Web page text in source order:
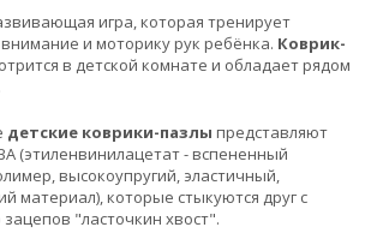
игра, которая тренирует
и моторику рук ребёнка. Коврик-
в детской комнате и обладает рядом
детские коврики-пазлы представляют
(этиленвинилацетат - вспененный
высокоупругий, эластичный,
материал), которые стыкуются друг с
"ласточкин хвост".